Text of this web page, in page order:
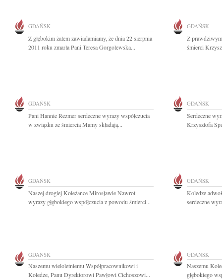
GDAŃSK
Z głębokim żalem zawiadamiamy, że dnia 22 sierpnia
2011 roku zmarła Pani Teresa Gorgolewska...
GDAŃSK
Z
śmierci
GDAŃSK
Pani Hannie Rezmer serdeczne wyrazy współczucia
w związku ze śmiercią Mamy składają...
GDAŃSK
Serdeczne
Krzysztofa
GDAŃSK
Naszej drogiej Koleżance Mirosławie Nawrot
wyrazy głębokiego współczucia z powodu śmierci...
GDAŃSK
Koledze
serdeczne
GDAŃSK
Naszemu wieloletniemu Współpracownikowi i
Koledze, Panu Dyrektorowi Pawłowi Cichoszowi...
GDAŃSK
Naszemu
głębokiego